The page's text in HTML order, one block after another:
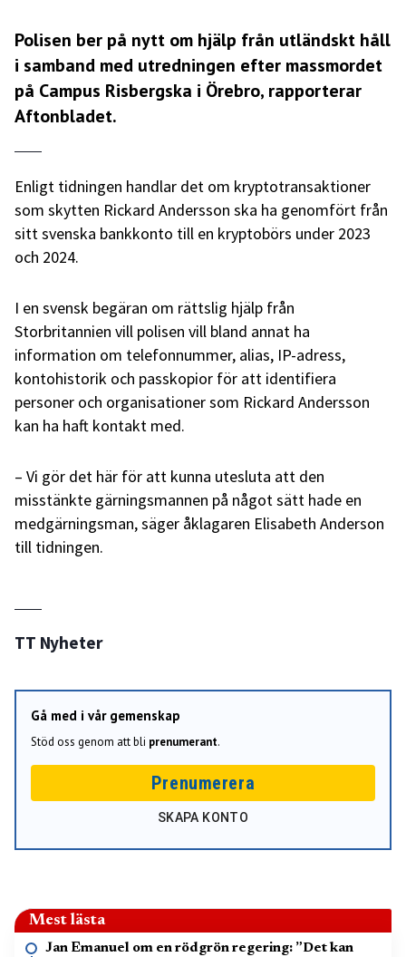
Polisen ber på nytt om hjälp från utländskt håll
i samband med utredningen efter massmordet
på Campus Risbergska i Örebro, rapporterar
Aftonbladet.
Enligt tidningen handlar det om kryptotransaktioner
som skytten Rickard Andersson ska ha genomfört från
sitt svenska bankkonto till en kryptobörs under 2023
och 2024.
I en svensk begäran om rättslig hjälp från
Storbritannien vill polisen vill bland annat ha
information om telefonnummer, alias, IP-adress,
kontohistorik och passkopior för att identifiera
personer och organisationer som Rickard Andersson
kan ha haft kontakt med.
– Vi gör det här för att kunna utesluta att den
misstänkte gärningsmannen på något sätt hade en
medgärningsman, säger åklagaren Elisabeth Anderson
till tidningen.
TT Nyheter
Gå med i vår gemenskap
Stöd oss genom att bli prenumerant.
Prenumerera
SKAPA KONTO
Mest lästa
Jan Emanuel om en rödgrön regering: ”Det kan